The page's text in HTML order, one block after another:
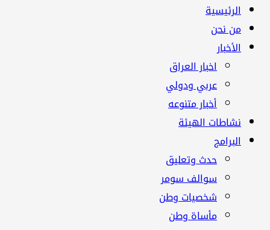
القائمة
الرئيسية
الرئيسية
من نحن
الأخبار
اخبار العراق
عربي ودولي
أخبار متنوعه
نشاطات الهيئة
البرامج
حدث وتعليق
سوالف سومر
شخصيات وطن
مأساة وطن